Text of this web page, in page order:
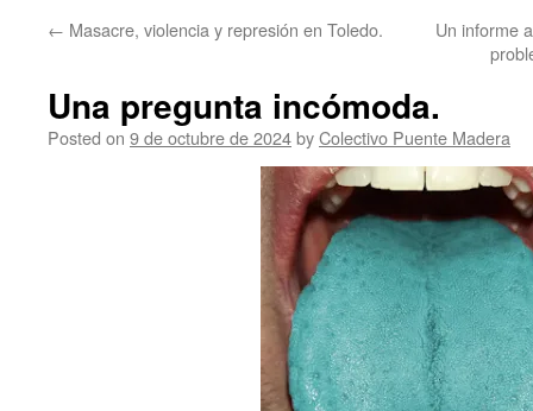
content
← Masacre, violencia y represión en Toledo.
Un informe
Una pregunta incómoda.
Posted on 9 de octubre de 2024byColectivo Puente Madera